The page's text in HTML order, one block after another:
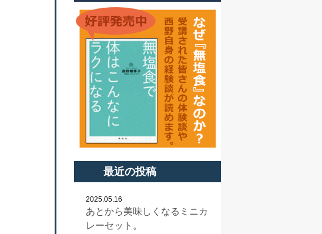
最近の投稿
2025.05.16
あとから美味しくなるミニカ
レーセット。